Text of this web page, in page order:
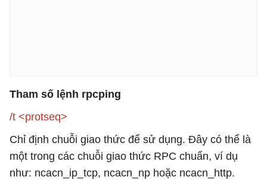
Tham số lệnh rpcping
/t <protseq>
Chỉ định chuỗi giao thức để sử dụng. Đây có thể là
một trong các chuỗi giao thức RPC chuẩn, ví dụ
như: ncacn_ip_tcp, ncacn_np hoặc ncacn_http.